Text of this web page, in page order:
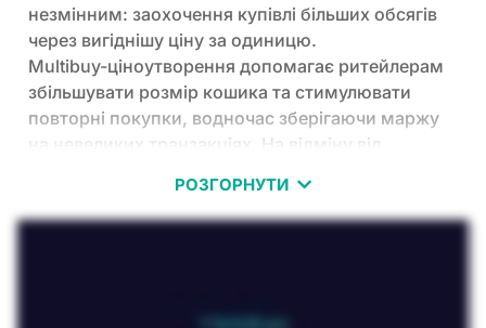
незмінним: заохочення купівлі більших обсягів
через вигіднішу ціну за одиницю.
Multibuy-ціноутворення допомагає ритейлерам
збільшувати розмір кошика та стимулювати
повторні покупки, водночас зберігаючи маржу
на невеликих транзакціях. На відміну від
стабільну цінність для чутливих до ціни покупців
без необхідності постійних знижок.
поведінці покупців і цілям категорій. Multibuy
РОЗГОРНУТИ